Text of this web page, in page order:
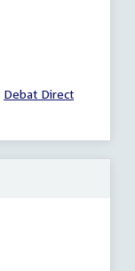
External
Debat Direct